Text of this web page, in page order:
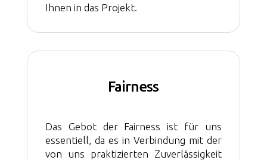
Ihnen in das Projekt.
Fairness
Das Gebot der Fairness ist für uns
essentiell, da es in Verbindung mit der
von uns praktizierten Zuverlässigkeit